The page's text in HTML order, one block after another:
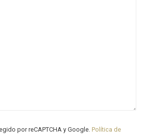
por reCAPTCHA y Google. Política de